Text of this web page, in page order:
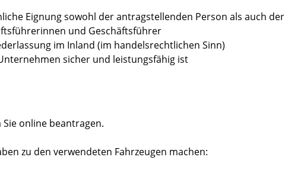
Eignung sowohl der antragstellenden Person als auch der
und Geschäftsführer
im Inland (im handelsrechtlichen Sinn)
sicher und leistungsfähig ist
online beantragen.
zu den verwendeten Fahrzeugen machen: